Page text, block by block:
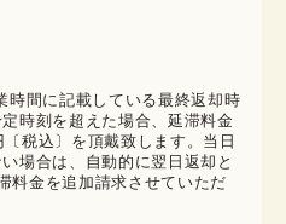
時間に記載している最終返却時
時刻を超えた場合、延滞料金
税込〕を頂戴致します。当日
場合は、自動的に翌日返却と
料金を追加請求させていただ